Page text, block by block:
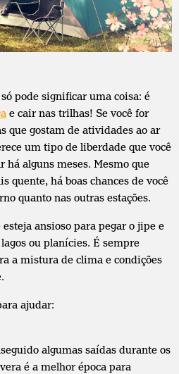
pode significar uma coisa: é
e cair nas trilhas! Se você for
que gostam de atividades ao ar
um tipo de liberdade que você
há alguns meses. Mesmo que
quente, há boas chances de você
quanto nas outras estações.
ansioso para pegar o jipe ​​e
ou planícies. É sempre
a mistura de clima e condições
ajudar:
algumas saídas durante os
é a melhor época para